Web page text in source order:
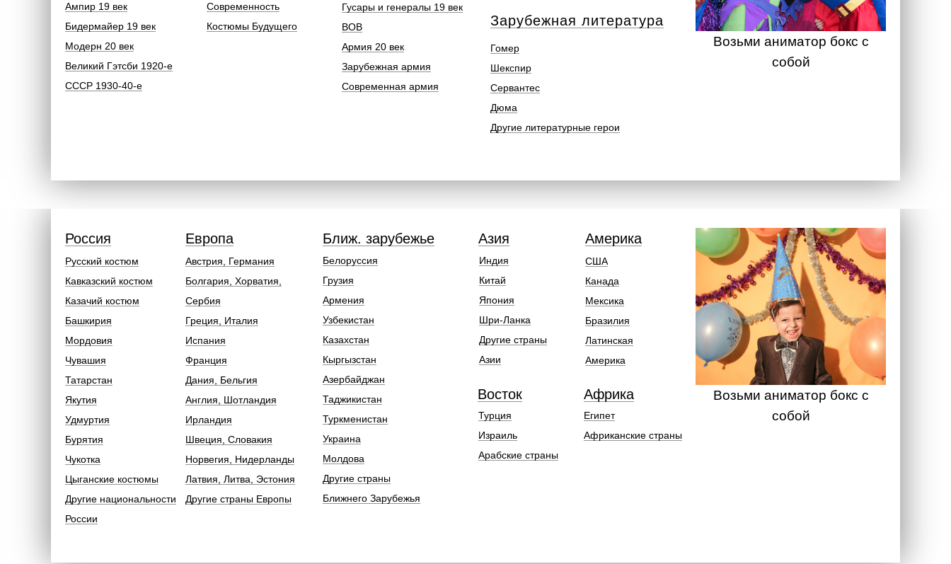
Ампир 19 век
Бидермайер 19 век
Модерн 20 век
Великий Гэтсби 1920-е
СССР 1930-40-е
Современность
Костюмы Будущего
Гусары и генералы 19 век
ВОВ
Армия 20 век
Зарубежная армия
Современная армия
Зарубежная литература
Гомер
Шекспир
Сервантес
Дюма
Другие литературные герои
Возьми аниматор бокс с
собой
Белоруссия
Грузия
Армения
Узбекистан
Казахстан
Кыргызстан
Азербайджан
Таджикистан
Туркменистан
Украина
Молдова
Другие страны
Ближнего Зарубежья
Ближ. зарубежье
Египет
Африканские страны
Африка
США
Канада
Мексика
Бразилия
Латинская
Америка
Америка
Австрия, Германия
Болгария, Хорватия,
Сербия
Греция, Италия
Испания
Франция
Дания, Бельгия
Англия, Шотландия
Ирландия
Швеция, Словакия
Норвегия, Нидерланды
Латвия, Литва, Эстония
Другие страны Европы
Европа
Русский костюм
Кавказский костюм
Казачий костюм
Башкирия
Мордовия
Чувашия
Татарстан
Якутия
Удмуртия
Бурятия
Чукотка
Цыганские костюмы
Другие национальности
России
Россия
Индия
Китай
Япония
Шри-Ланка
Другие страны
Азии
Азия
Восток
Турция
Израиль
Арабские страны
Возьми аниматор бокс с
собой